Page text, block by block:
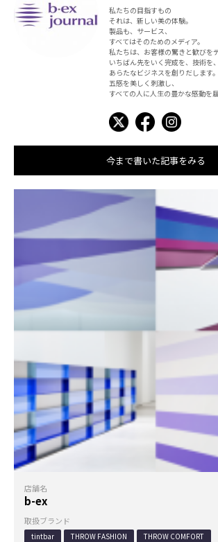
私たちの目指すもの
それは、新しい美の体験。
製品も、サービス、
すべてはそのためのメディア。
私たちは、お客様の驚きと歓びを
いちばん先をいく完成を、技術を
あらたなビジネスを創りだします。
五感を美しく刺激し、
すべての人に人生の豊かな感動を
今まで書いた記事をみる
店舗名
b-ex
取扱ブランド
tintbar THROW FASHION
THROW COMFORT